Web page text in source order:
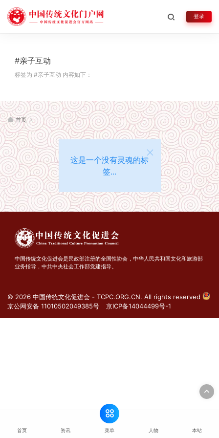
登录
#亲子互动
标签为 #亲子互动 内容如下：
首页
这是一个没有灵魂的标
签...
中国传统文化促进会是民政部注册的全国性协会，中华人民共和国文化和旅游部
业务指导，中共中央社会工作部党建指导。
© 2026 中国传统文化促进会 - TCPC.ORG.CN. All rights reserved
京公网安备 11010502049385号
京ICP备14044499号-1
首页 资讯 菜单 人物 本站